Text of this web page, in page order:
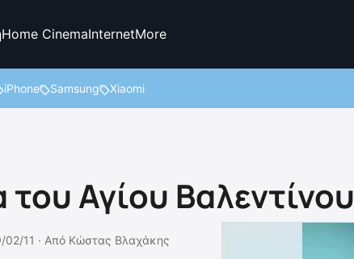
Home CinemaInternetMore
iPhone Samsung Xiaomi
Αγίου Βαλεντίνου
02/11 · Από Κώστας Βλαχάκης